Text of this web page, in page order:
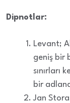
Dipnotlar:
Levant;
geniş bir
sınırları
bir
Jan